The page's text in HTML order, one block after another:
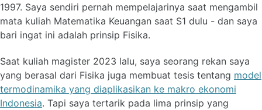
1997. Saya sendiri pernah mempelajarinya saat mengambil
mata kuliah Matematika Keuangan saat S1 dulu - dan saya
bari ingat ini adalah prinsip Fisika.
Saat kuliah magister 2023 lalu, saya seorang rekan saya
yang berasal dari Fisika juga membuat tesis tentang model
termodinamika yang diaplikasikan ke makro ekonomi
Indonesia. Tapi saya tertarik pada lima prinsip yang